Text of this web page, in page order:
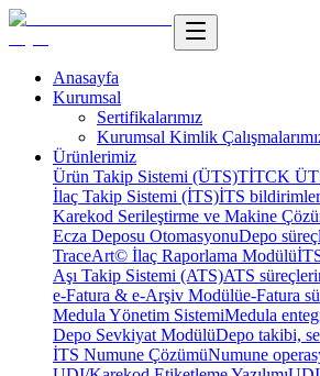
Anasayfa
Kurumsal
Sertifikalarımız
Kurumsal Kimlik
Ürünlerimiz
Ürün Takip Sistemi (ÜTS)TİTCK
İlaç Takip Sistemi (İTS)İTS
Karekod Serileştirme ve Makine
Ecza Deposu OtomasyonuDepo
TraceArt© İlaç Raporlama Modülü
Aşı Takip Sistemi (ATS)ATS
e-Fatura & e-Arşiv Modülüe-Fatura
Medula Yönetim SistemiMedula
Depo Sevkiyat ModülüDepo takibi,
İTS Numune ÇözümüNumune